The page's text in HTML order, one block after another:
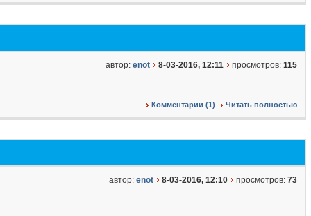
автор: enot 8-03-2016, 12:11 просмотров: 115
Комментарии (1) Читать полностью
автор: enot 8-03-2016, 12:10 просмотров: 73